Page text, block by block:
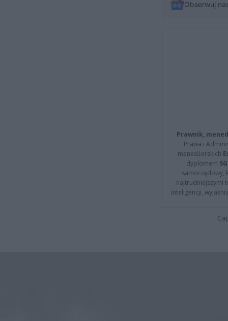
Obserwuj
Prawnik,
Prawa i
menedżerskich
dyplomem
samorządowy,
najtrudniejszymi
inteligencji,